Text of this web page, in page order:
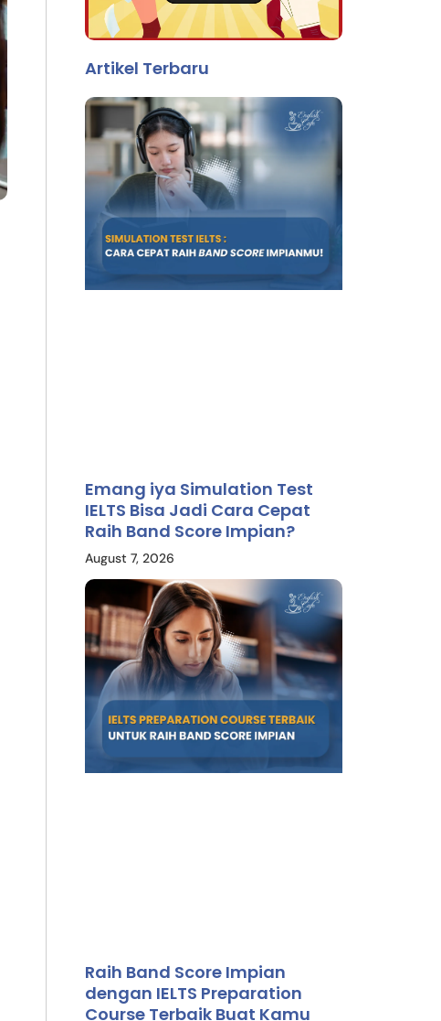
Artikel Terbaru
Emang iya Simulation Test
IELTS Bisa Jadi Cara Cepat
Raih Band Score Impian?
August 7, 2026
Raih Band Score Impian
dengan IELTS Preparation
Course Terbaik Buat Kamu